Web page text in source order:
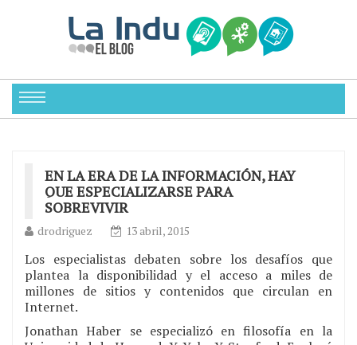
EN LA ERA DE LA INFORMACIÓN, HAY
QUE ESPECIALIZARSE PARA
SOBREVIVIR
drodriguez 13 abril, 2015
Los especialistas debaten sobre los desafíos que
plantea la disponibilidad y el acceso a miles de
millones de sitios y contenidos que circulan en
Internet.
Jonathan Haber se especializó en filosofía en la